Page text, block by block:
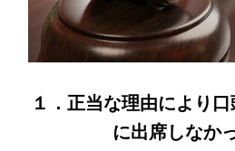
１．正当な理由により
に出席しなか